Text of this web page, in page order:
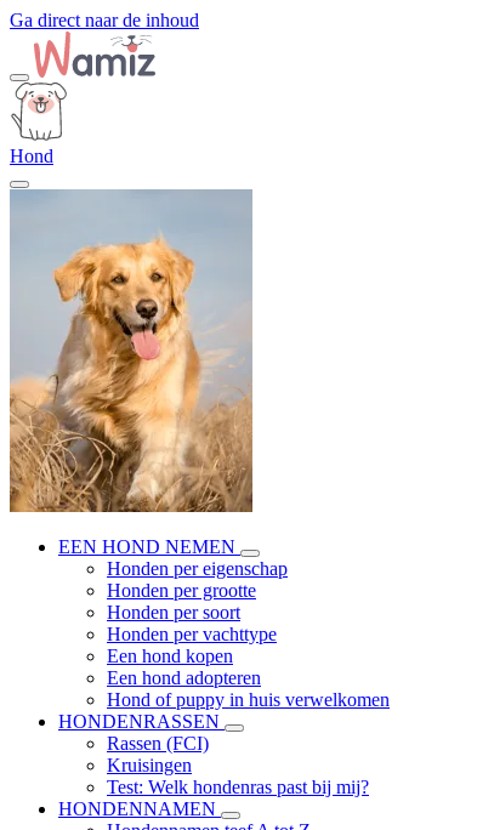
Ga direct naar de inhoud
Hond
EEN HOND NEMEN
Honden per eigenschap
Honden per grootte
Honden per soort
Honden per vachttype
Een hond kopen
Een hond adopteren
Hond of puppy in huis verwelkomen
HONDENRASSEN
Rassen (FCI)
Kruisingen
Test: Welk hondenras past bij mij?
HONDENNAMEN